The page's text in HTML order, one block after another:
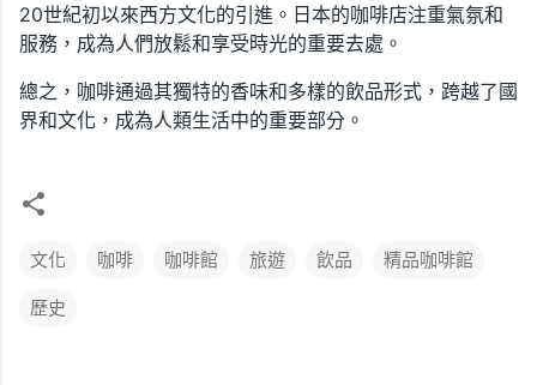
20世紀初以來西方文化的引進。日本的咖啡店注重氣氛和
服務，成為人們放鬆和享受時光的重要去處。
總之，咖啡通過其獨特的香味和多樣的飲品形式，跨越了國
界和文化，成為人類生活中的重要部分。
文化 咖啡 咖啡館 旅遊 飲品 精品咖啡館
歷史